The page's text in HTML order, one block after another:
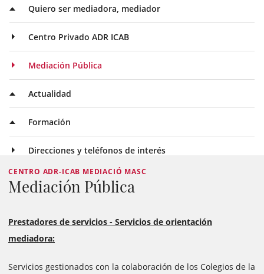
Quiero ser mediadora, mediador
Centro Privado ADR ICAB
Mediación Pública
Actualidad
Formación
Direcciones y teléfonos de interés
CENTRO ADR-ICAB MEDIACIÓ MASC
Mediación Pública
Prestadores de servicios - Servicios de orientación
mediadora:
Servicios gestionados con la colaboración de los Colegios de la